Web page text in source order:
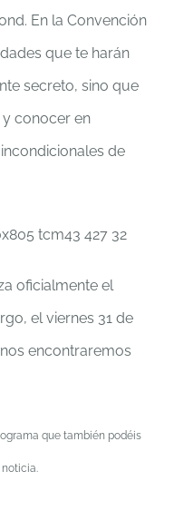
En la Convención
que te harán
secreto, sino que
conocer en
de
oficialmente el
el viernes 31 de
encontraremos
que también podéis